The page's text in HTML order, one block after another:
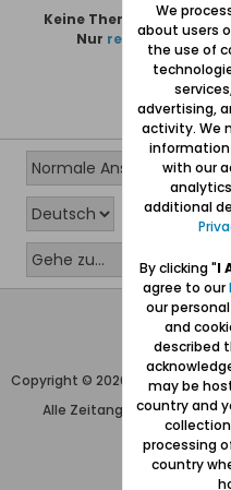
Keine Themen
Nur registrierte
Wolfgang
Copyright © 2026 MH Sub I, LLC
Alle Zeitangaben in WEZ+1.
We
about users
the use of
advertising,
activity. We
information
with our
additional
By clicking "I
agree to our
our
and
described
may be
country and
processing
country